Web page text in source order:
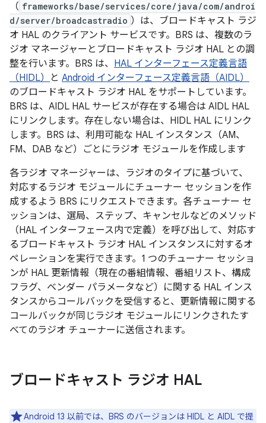
（ frameworks/base/services/core/java/com/androi
d/server/broadcastradio ）は、ブロードキャスト ラジ
オ HAL のクライアント サービスです。BRS は、複数のラ
ジオ マネージャーとブロードキャスト ラジオ HAL との調
整を行います。BRS は、 HAL インターフェース定義言語
（HIDL）
と Android インターフェース定義言語（AIDL）
のブロードキャスト ラジオ HAL をサポートしています。
BRS は、AIDL HAL サービスが存在する場合は AIDL HAL
にリンクします。存在しない場合は、HIDL HAL にリンク
します。BRS は、利用可能な HAL インスタンス（AM、
FM、DAB など）ごとにラジオ モジュールを作成します
各ラジオ マネージャーは、ラジオのタイプに基づいて、
対応するラジオ モジュールにチューナー セッションを作
成するよう BRS にリクエストできます。各チューナー セ
ッションは、選局、ステップ、キャンセルなどのメソッド
（HAL インターフェース内で定義）を呼び出して、対応す
るブロードキャスト ラジオ HAL インスタンスに対するオ
ペレーションを実行できます。1 つのチューナー セッショ
ンが HAL 更新情報（現在の番組情報、番組リスト、構成
フラグ、ベンダー パラメータなど）に関する HAL インス
タンスからコールバックを受信すると、更新情報に関する
コールバックが同じラジオ モジュールにリンクされたす
べてのラジオ チューナーに送信されます。
ブロードキャスト ラジオ HAL
Android 13 以前では、BRS のバージョンは HIDL と AIDL で提